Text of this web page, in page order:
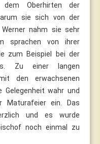
dem Oberhirten der
sie sich von der
nahm sie sehr
sprachen von ihrer
zum Beispiel bei der
Zu einer langen
den erwachsenen
Gelegenheit wahr und
Maturafeier ein. Das
und es wurde
noch einmal zu